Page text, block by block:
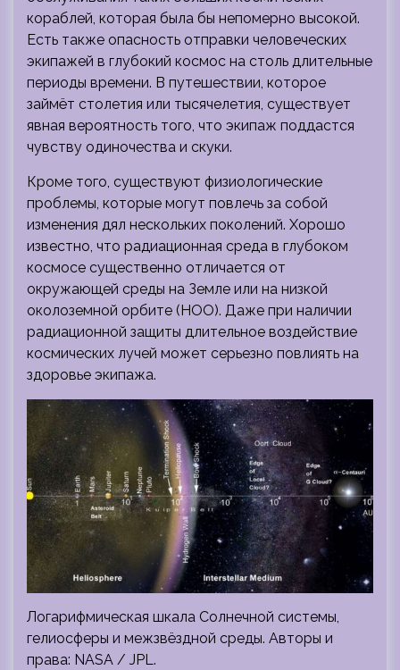
кораблей, которая была бы непомерно высокой.
Есть также опасность отправки человеческих
экипажей в глубокий космос на столь длительные
периоды времени. В путешествии, которое
займёт столетия или тысячелетия, существует
явная вероятность того, что экипаж поддастся
чувству одиночества и скуки.
Кроме того, существуют физиологические
проблемы, которые могут повлечь за собой
изменения дял нескольких поколений. Хорошо
известно, что радиационная среда в глубоком
космосе существенно отличается от
окружающей среды на Земле или на низкой
околоземной орбите (НОО). Даже при наличии
радиационной защиты длительное воздействие
космических лучей может серьезно повлиять на
здоровье экипажа.
Логарифмическая шкала Солнечной системы,
гелиосферы и межзвёздной среды. Авторы и
права: NASA / JPL.